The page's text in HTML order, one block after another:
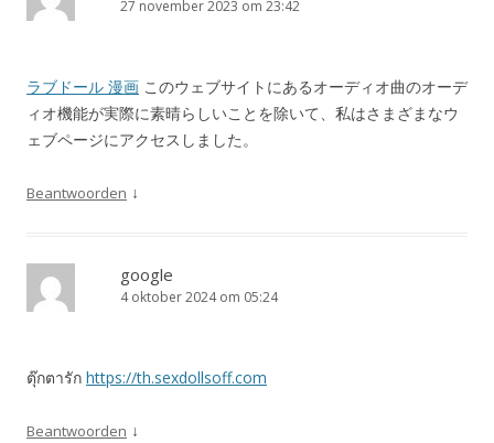
27 november 2023 om 23:42
ラブドール 漫画 このウェブサイトにあるオーディオ曲のオーデ
ィオ機能が実際に素晴らしいことを除いて、私はさまざまなウ
ェブページにアクセスしました。
Beantwoorden ↓
google
4 oktober 2024 om 05:24
ตุ๊กตารัก https://th.sexdollsoff.com
Beantwoorden ↓